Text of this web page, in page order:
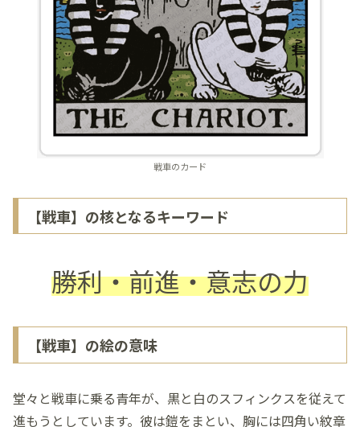
戦車のカード
【戦車】の核となるキーワード
勝利・前進・意志の力
【戦車】の絵の意味
堂々と戦車に乗る青年が、黒と白のスフィンクスを従えて
進もうとしています。彼は鎧をまとい、胸には四角い紋章